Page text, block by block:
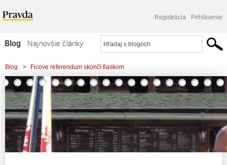
Registrácia Prihlásenie
Blog
Najnovšie články
Najčítanejšie články
Najkomentovanejšie články
Zoznam blogov
Komerčné blogy
Blog > Ficove referendum skončí fiaskom
> Kto chce 3. svetovú vojnu Putin alebo NATO?